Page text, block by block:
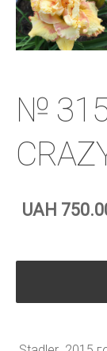
№ 315
UAH